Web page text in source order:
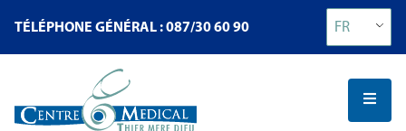
TÉLÉPHONE GÉNÉRAL : 087/30 60 90 FR